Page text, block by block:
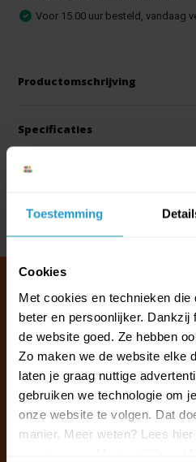
Toestemming
Cookies
Met cookies en technieken die
beter en persoonlijker.
de website goed. Ze hebben
Zo maken we de website elke
laten je graag nuttige
gebruiken we technologie om
onze website te volgen. Dat
manier. Meer weten? Lees
Voor 15.00 uur besteld, vandaag
Productomschrijving
Specificaties
Reviews
Wij staan voor u
Ma t/m vr van
+31 (0)13 785 62 41